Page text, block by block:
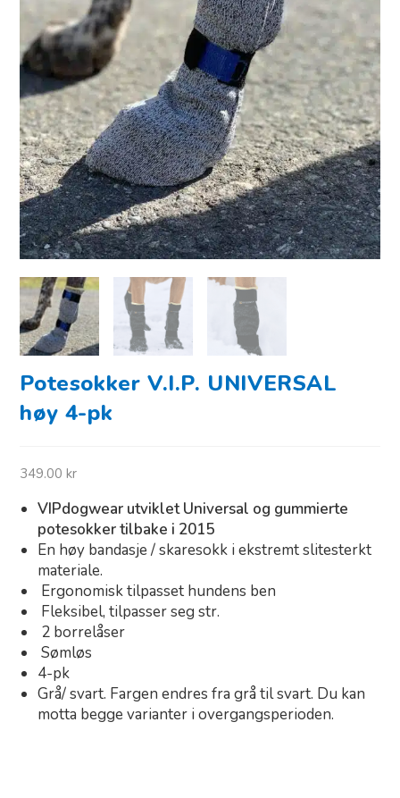
Potesokker V.I.P. UNIVERSAL
høy 4-pk
349.00kr
VIPdogwear utviklet Universal og gummierte
potesokker tilbake i 2015
En høy bandasje / skaresokk i ekstremt slitesterkt
materiale.
Ergonomisk tilpasset hundens ben
Fleksibel, tilpasser seg str.
2 borrelåser
Sømløs
4-pk
Grå/ svart. Fargen endres fra grå til svart. Du kan
motta begge varianter i overgangsperioden.